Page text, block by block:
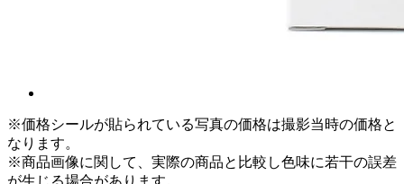
※価格シールが貼られている写真の価格は撮影当時の価格と
なります。
※商品画像に関して、実際の商品と比較し色味に若干の誤差